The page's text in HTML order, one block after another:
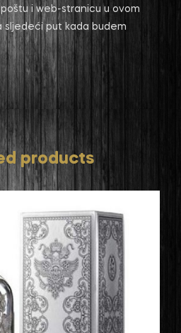
i web-stranicu u ovom
put kada budem
products